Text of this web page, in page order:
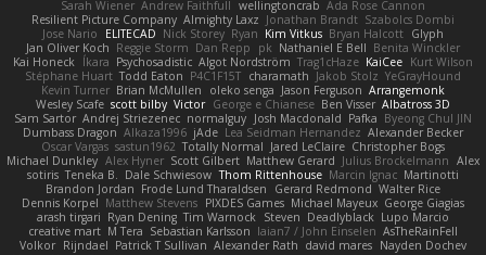
Sarah Wiener Andrew Faithfull wellingtoncrab Ada Rose Cannon
Resilient Picture Company Almighty Laxz Jonathan Brandt Szabolcs Dombi
Jose Nario
ELITECAD Nick Storey Ryan Kim Vitkus Bryan Halcott Glyph
Jan Oliver Koch Reggie Storm Dan Repp pk Nathaniel E Bell Benita Winckler
Kai Honeck Íkara Psychosadistic Algot Nordström Trag1cHaze KaiCee Kurt Wilson
Stéphane Huart Todd Eaton P4C1F15T charamath Jakob Stolz YeGrayHound
Kevin Turner Brian McMullen oleko senga Jason Ferguson Arrangemonk
Wesley Scafe scott bilby Victor George e Chianese Ben Visser Albatross 3D
Sam Sartor Andrej Striezenec normalguy Josh Macdonald Pafka Byeong Chul JIN
Dumbass Dragon Alkaza1996 jAde Lea Seidman Hernandez Alexander Becker
Oscar Vargas sastun1962 Totally Normal Jared LeClaire Christopher Bogs
Michael Dunkley Alex Hyner Scott Gilbert Matthew Gerard Julius Brockelmann Alex
sotiris Teneka B. Dale Schwiesow Thom Rittenhouse Marcin Ignac Martinotti
Brandon Jordan Frode Lund Tharaldsen Gerard Redmond Walter Rice
Dennis Korpel Matthew Stevens PIXDES Games Michael Mayeux George Giagias
arash tirgari Ryan Dening Tim Warnock Steven Deadlyblack Lupo Marcio
creative mart M Tera Sebastian Karlsson Iaian7 / John Einselen AsTheRainFell
Volkor Rijndael Patrick T Sullivan Alexander Rath david mares Nayden Dochev